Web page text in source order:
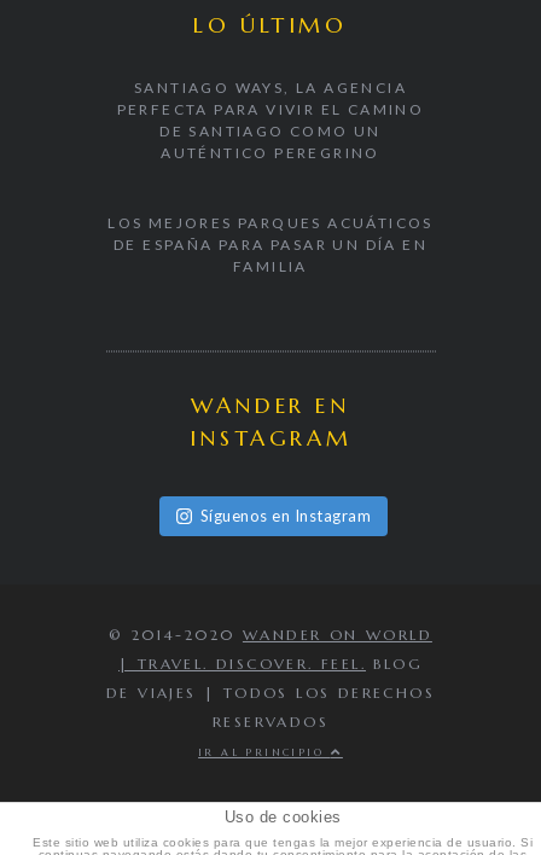
LO ÚLTIMO
SANTIAGO WAYS, LA AGENCIA
PERFECTA PARA VIVIR EL CAMINO
DE SANTIAGO COMO UN
AUTÉNTICO PEREGRINO
LOS MEJORES PARQUES ACUÁTICOS
DE ESPAÑA PARA PASAR UN DÍA EN
FAMILIA
WANDER EN
INSTAGRAM
Síguenos en Instagram
© 2014-2020 WANDER ON WORLD
| TRAVEL. DISCOVER. FEEL.
BLOG
DE VIAJES | TODOS LOS DERECHOS
RESERVADOS
IR AL PRINCIPIO
Uso de cookies
Este sitio web utiliza cookies para que tengas la mejor experiencia de usuario. Si